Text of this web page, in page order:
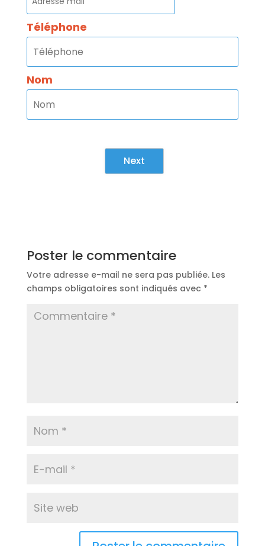
Téléphone
Nom
Next
Poster le commentaire
Votre adresse e-mail ne sera pas publiée. Les
champs obligatoires sont indiqués avec *